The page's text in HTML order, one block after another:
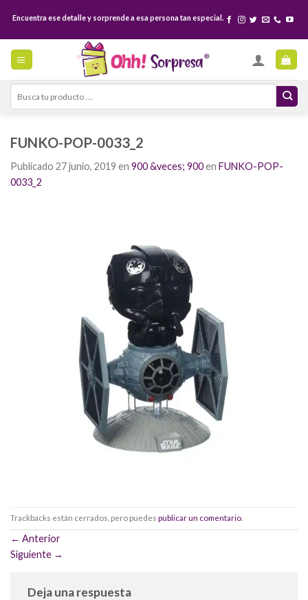
content
Encuentra ese detalle y sorprende a esa persona tan especial.
Search
for:
FUNKO-POP-0033_2
Publicado 27 junio, 2019 en 900 &veces; 900en FUNKO-POP-
0033_2
Trackbacks están cerrados, pero puedes publicar un comentario
← Anterior
Siguiente →
Deja una respuesta